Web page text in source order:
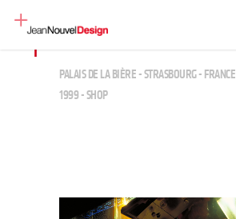
PALAIS DE LA BIÈRE - STRASBOURG - FRANCE
1999 - SHOP